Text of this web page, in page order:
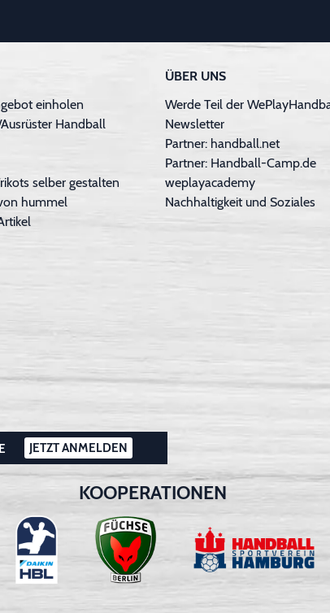
einholen
Handball
selber gestalten
hummel
ÜBER UNS
Werde Teil der
Newsletter
Partner: handball.net
Partner: Handball-Camp.de
weplayacademy
Nachhaltigkeit und Soziales
JETZT ANMELDEN
KOOPERATIONEN